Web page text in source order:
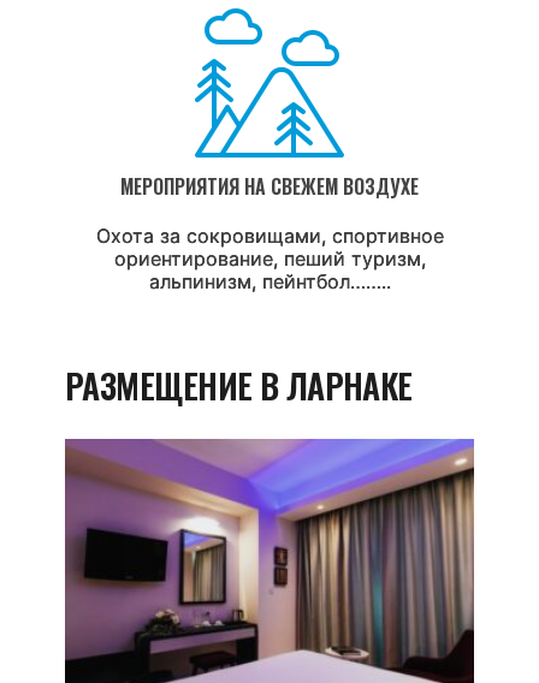
МЕРОПРИЯТИЯ НА СВЕЖЕМ ВОЗДУХЕ
Охота за сокровищами, спортивное
ориентирование, пеший туризм,
альпинизм, пейнтбол……..
РАЗМЕЩЕНИЕ В ЛАРНАКЕ